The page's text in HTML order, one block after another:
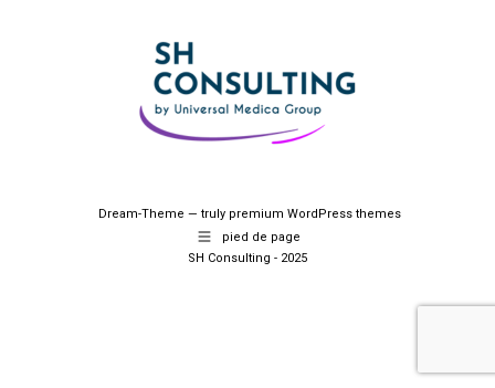
Dream-Theme — truly premium WordPress themes
pied de page
SH Consulting - 2025